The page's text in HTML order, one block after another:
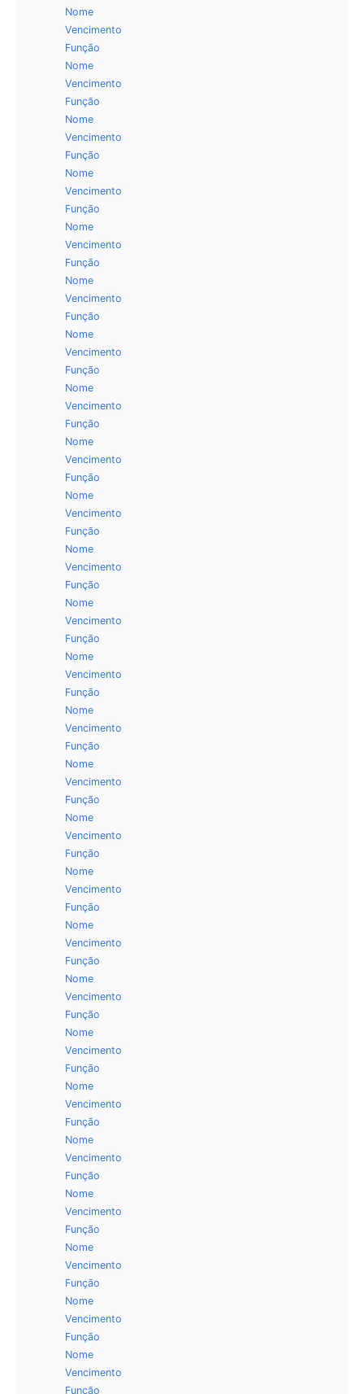
Nome
Vencimento
Função
Nome
Vencimento
Função
Nome
Vencimento
Função
Nome
Vencimento
Função
Nome
Vencimento
Função
Nome
Vencimento
Função
Nome
Vencimento
Função
Nome
Vencimento
Função
Nome
Vencimento
Função
Nome
Vencimento
Função
Nome
Vencimento
Função
Nome
Vencimento
Função
Nome
Vencimento
Função
Nome
Vencimento
Função
Nome
Vencimento
Função
Nome
Vencimento
Função
Nome
Vencimento
Função
Nome
Vencimento
Função
Nome
Vencimento
Função
Nome
Vencimento
Função
Nome
Vencimento
Função
Nome
Vencimento
Função
Nome
Vencimento
Função
Nome
Vencimento
Função
Nome
Vencimento
Função
Nome
Vencimento
Função